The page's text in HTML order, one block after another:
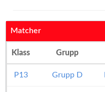
Matcher
Klass Grupp
P13 Grupp D